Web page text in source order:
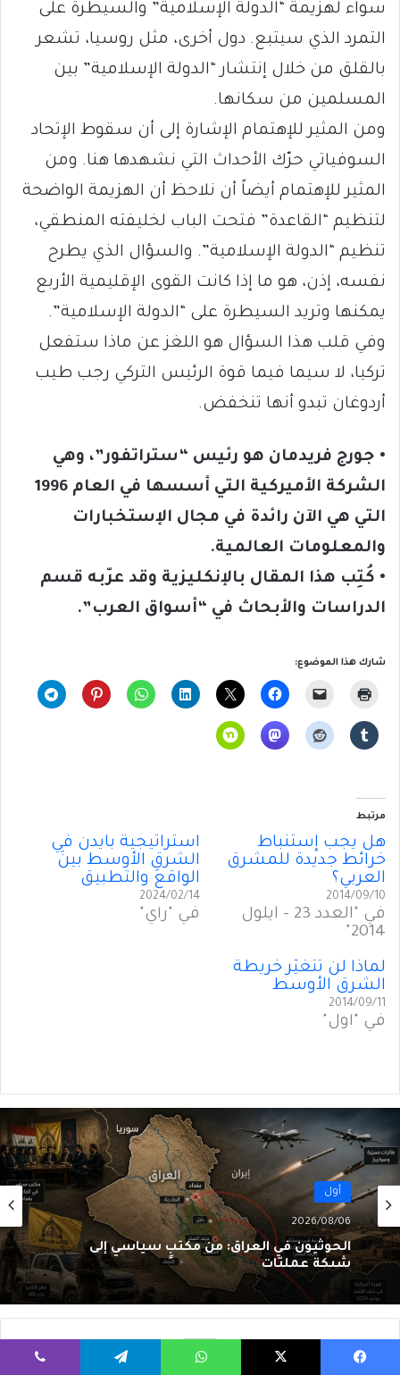
سواء لهزيمة “الدولة الإسلامية” والسيطرة على
التمرد الذي سيتبع. دول أخرى، مثل روسيا، تشعر
بالقلق من خلال إنتشار “الدولة الإسلامية” بين
المسلمين من سكانها.
ومن المثير للإهتمام الإشارة إلى أن سقوط الإتحاد
السوفياتي حرّك الأحداث التي نشهدها هنا. ومن
المثير للإهتمام أيضاً أن نلاحظ أن الهزيمة الواضحة
لتنظيم “القاعدة” فتحت الباب لخليفته المنطقي،
تنظيم “الدولة الإسلامية”. والسؤال الذي يطرح
نفسه، إذن، هو ما إذا كانت القوى الإقليمية الأربع
يمكنها وتريد السيطرة على “الدولة الإسلامية”.
وفي قلب هذا السؤال هو اللغز عن ماذا ستفعل
تركيا، لا سيما فيما قوة الرئيس التركي رجب طيب
أردوغان تبدو أنها تنخفض.
• جورج فريدمان هو رئيس “ستراتفور”، وهي
الشركة الأميركية التي أسسها في العام 1996
التي هي الآن رائدة في مجال الإستخبارات
والمعلومات العالمية.
• كُتِب هذا المقال بالإنكليزية وقد عرّبه قسم
الدراسات والأبحاث في “أسواق العرب”.
شارك هذا الموضوع:
مرتبط
هل يجب إستنباط
خرائط جديدة للمشرق
العربي؟
2014/09/10
في "العدد 23 - ايلول
2014"
استراتيجيةُ بايدن في
الشرقِ الأوسط بينَ
الواقعِ والتطبيق
2024/02/14
في "رأي"
لماذا لن تتغيّر خريطة
الشرق الأوسط
2014/09/11
في "أول"
أول
2026/08/06
الحوثيون في العراق: من مكتبٍ سياسي إلى
شبكةِ عمليّات